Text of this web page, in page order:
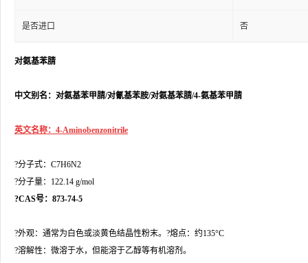
是否进口 否
对氨基苯腈
中文别名：对氨基苯甲腈/对氰基苯胺/对氨基苯腈/4-氨基苯甲腈
英文名称：4-Aminobenzonitrile
?分子式：C7H6N2
?分子量：122.14 g/mol
?CAS号：873-74-5
?外观：通常为白色或淡黄色结晶性粉末。?熔点：约135°C
?溶解性：微溶于水，但能溶于乙醇等有机溶剂。